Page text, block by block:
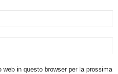
in questo browser per la prossima